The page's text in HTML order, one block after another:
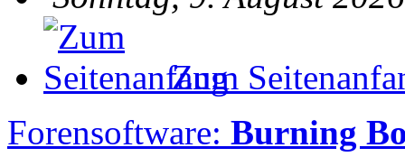
Zum
Forensoftware: Burning